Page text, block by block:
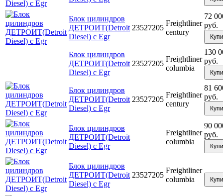
Блок цилиндров
ДЕТРОИТ(Detroit
Diesel) с Egr
23527205
Freightliner
century
72
руб.
Блок цилиндров
ДЕТРОИТ(Detroit
Diesel) с Egr
23527205
Freightliner
columbia
130
руб.
Блок цилиндров
ДЕТРОИТ(Detroit
Diesel) с Egr
23527205
Freightliner
century
81
руб.
Блок цилиндров
ДЕТРОИТ(Detroit
Diesel) с Egr
Freightliner
columbia
90
руб.
Блок цилиндров
ДЕТРОИТ(Detroit
Diesel) с Egr
23527205
Freightliner
columbia